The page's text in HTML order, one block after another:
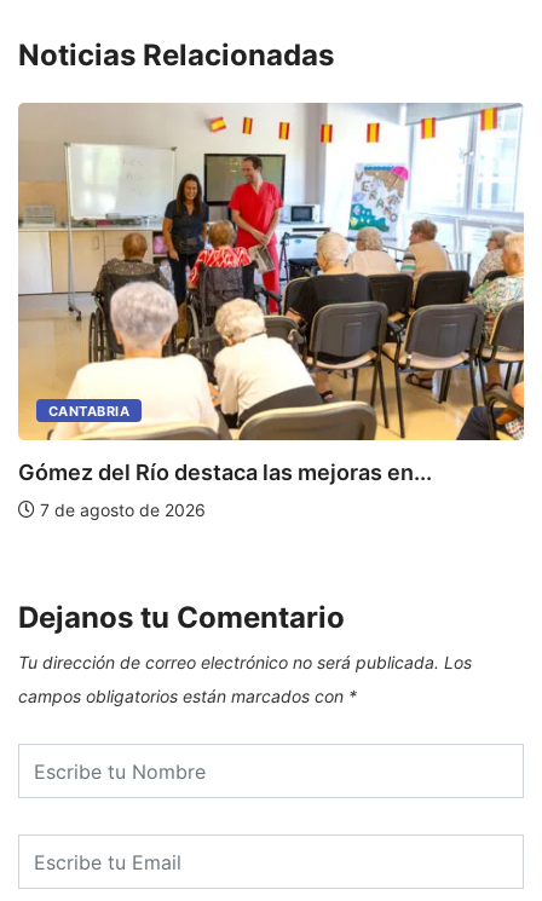
Noticias Relacionadas
CANTABRIA
Gómez del Río destaca las mejoras en...
7 de agosto de 2026
Dejanos tu Comentario
Tu dirección de correo electrónico no será publicada. Los
campos obligatorios están marcados con *